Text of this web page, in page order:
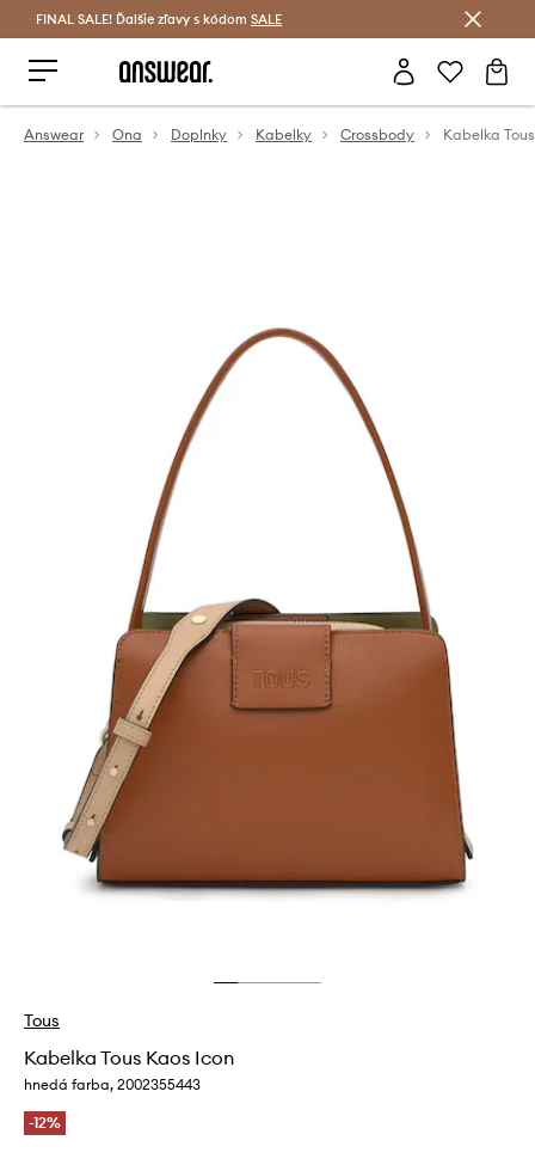
Šetrite s Answear Club >
FINAL SALE! Ďalšie zľavy s kódom SALE
Answear Ona Doplnky Kabelky Crossbody Kabelka
Tous
Kabelka Tous Kaos Icon
hnedá farba, 2002355443
-12%